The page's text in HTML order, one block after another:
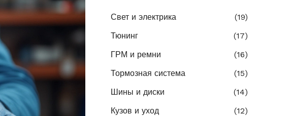
Свет и электрика
(19)
Тюнинг
(17)
ГРМ и ремни
(16)
Тормозная система
(15)
Шины и диски
(14)
Кузов и уход
(12)